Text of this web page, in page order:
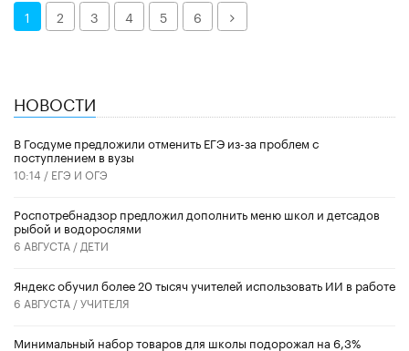
1 2 3 4 5 6 Далее
НОВОСТИ
В Госдуме предложили отменить ЕГЭ из-за проблем с
поступлением в вузы
10:14 / ЕГЭ И ОГЭ
Роспотребнадзор предложил дополнить меню школ и детсадов
рыбой и водорослями
6 АВГУСТА / ДЕТИ
​Яндекс обучил более 20 тысяч учителей использовать ИИ в работе
6 АВГУСТА /УЧИТЕЛЯ
Минимальный набор товаров для школы подорожал на 6,3%